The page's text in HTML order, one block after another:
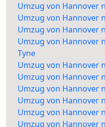
Umzug von Hannover
Umzug von Hannover
Umzug von Hannover
Umzug von Hannover
Tyne
Umzug von Hannover
Umzug von Hannover
Umzug von Hannover
Umzug von Hannover
Umzug von Hannover
Umzug von Hannover